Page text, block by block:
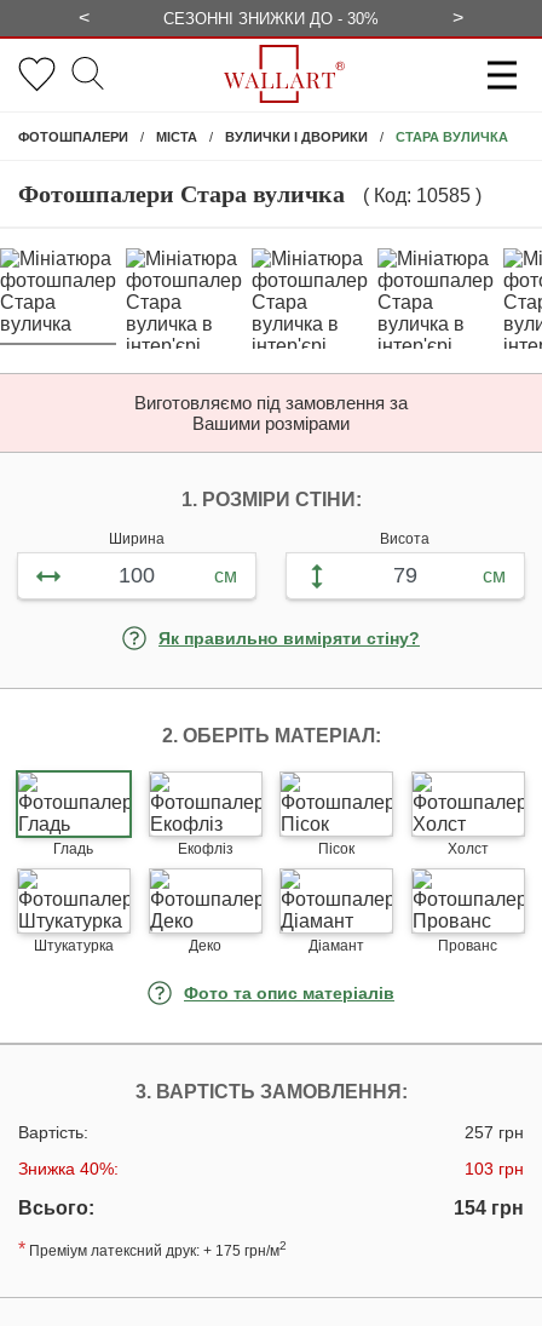
< СЕЗОННІ ЗНИЖКИ ДО - 30% >
ФОТОШПАЛЕРИ МІСТА ВУЛИЧКИ І ДВОРИКИ СТАРА ВУЛИЧКА
Фотошпалери Стара вуличка ( Код: 10585 )
Виготовляємо під замовлення за
Вашими розмірами
1. РОЗМІРИ СТІНИ:
Ширина
см
Висота
см
Як правильно виміряти стіну?
2. ОБЕРІТЬ МАТЕРІАЛ:
Гладь Екофліз Пісок Холст
Штукатурка Деко Діамант Прованс
Фото та опис матеріалів
3. ВАРТІСТЬ ЗАМОВЛЕННЯ:
Вартість:
257 грн
Знижка 40%:
103 грн
Всього:
154 грн
* Преміум латексний друк: + 175 грн/м2